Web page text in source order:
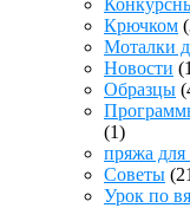
Крючком
Моталки
Новости
Образцы
(1)
пряжа для
Советы
Урок по